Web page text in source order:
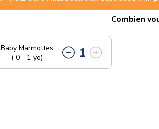
Combien
Baby Marmottes
( 0 - 1 yo)
1